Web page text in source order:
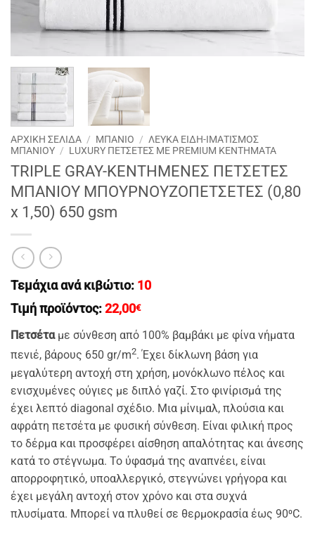
ΑΡΧΙΚΉ ΣΕΛΊΔΑ / ΜΠΑΝΙΟ / ΛΕΥΚΑ ΕΙΔΗ-ΙΜΑΤΙΣΜΟΣ
ΜΠΑΝΙΟΥ / LUXURY ΠΕΤΣΕΤΕΣ ΜΕ PREMIUM ΚΕΝΤΗΜΑΤΑ
TRIPLE GRAY-KENTHMENEΣ ΠΕΤΣΕΤΕΣ
MΠΑΝΙΟΥ ΜΠΟΥΡΝΟΥΖΟΠΕΤΣΕΤΕΣ (0,80
x 1,50) 650 gsm
Τεμάχια ανά κιβώτιο: 10
Τιμή προϊόντος: 22,00€
Πετσέταμε σύνθεση από 100% βαμβάκι με φίνα νήματα
πενιέ, βάρους 650 gr/m2. Έχει δίκλωνη βάση για
μεγαλύτερη αντοχή στη χρήση, μονόκλωνο πέλος και
ενισχυμένες ούγιες με διπλό γαζί. Στο φινίρισμά της
έχει λεπτό diagonal σχέδιο. Μια μίνιμαλ, πλούσια και
αφράτη πετσέτα με φυσική σύνθεση. Είναι φιλική προς
το δέρμα και προσφέρει αίσθηση απαλότητας και άνεσης
κατά το στέγνωμα. Το ύφασμά της αναπνέει, είναι
απορροφητικό, υποαλλεργικό, στεγνώνει γρήγορα και
έχει μεγάλη αντοχή στον χρόνο και στα συχνά
πλυσίματα. Μπορεί να πλυθεί σε θερμοκρασία έως 90⁰C.